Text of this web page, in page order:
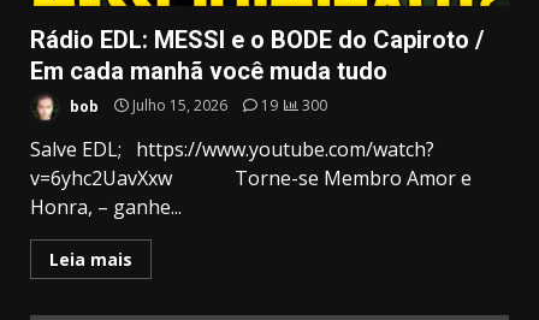
Rádio EDL: MESSI e o BODE do Capiroto /
Em cada manhã você muda tudo
bob Julho 15, 2026 19 300
Salve EDL; https://www.youtube.com/watch?
v=6yhc2UavXxw Torne-se Membro Amor e
Honra, – ganhe...
Leia mais